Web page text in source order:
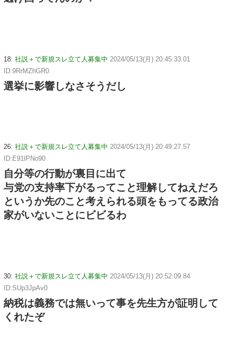
18: 社説＋で新規スレ立て人募集中 2024/05/13(月) 20:45:33.01
ID:9RrMZhGR0
選挙に影響しなさそうだし
26: 社説＋で新規スレ立て人募集中 2024/05/13(月) 20:49:27.57
ID:E91lPNo90
自分等の行動が裏目に出て
与党の支持率下がるってこと理解してねえだろ
というか先のこと考えられる頭をもってる政治
家がいないことにビビるわ
30: 社説＋で新規スレ立て人募集中 2024/05/13(月) 20:52:09.84
ID:SUp3JpAv0
納税は義務では無いって事を先生方が証明して
くれたぞ